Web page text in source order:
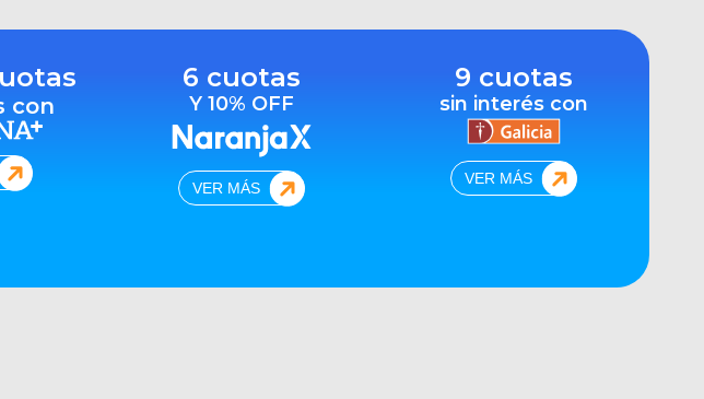
con
6 cuotas
Y 10% OFF
VER MÁS
9 cuotas
sin interés con
VER MÁS